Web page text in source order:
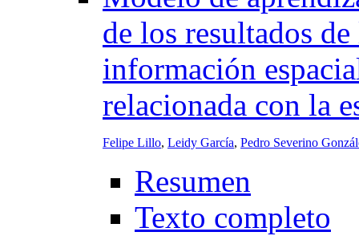
de los resultados
información
relacionada con la
Felipe Lillo, Leidy García, Pedro Severino
Resumen
Texto completo